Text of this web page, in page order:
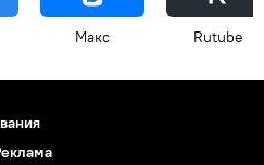
Макс Rutube